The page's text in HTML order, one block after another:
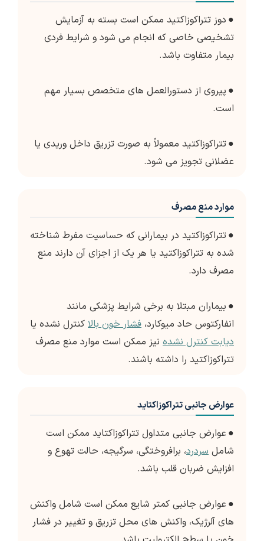
● دوز تتراکوزاکتید ممکن است بسته به آزمایش
تشخیصی خاصی که انجام می شود و شرایط فردی
بیمار متفاوت باشد.
● پیروی از دستورالعمل های متخصص بسیار مهم
است.
●تتراکوزاکتید معمولاً به صورت تزریق داخل وریدی یا
عضلانی تجویز می شود.
موارد منع مصرف
●تتراکوزاکتید در بیمارانی که حساسیت مفرط شناخته
شده به تتراکوزاکتید یا هر یک از اجزای آن دارند منع
مصرف دارد.
● بیماران مبتلا به برخی شرایط پزشکی مانند
انفارکتوس حاد میوکارد، فشار خون بالا کنترل نشده یا
دیابت کنترل نشده نیز ممکن است موارد منع مصرف
تتراکوزاکتید را داشته باشند.
عوارض جانبی تتراکوزاکتاید
●عوارض جانبی متداول تتراکوزاکتاید ممکن است
شامل سردرد، برافروختگی، سرگیجه، حالت تهوع و
افزایش ضربان قلب باشد.
●عوارض جانبی کمتر شایع ممکن است شامل واکنش
های آلرژیک، واکنش های محل تزریق و تغییر در فشار